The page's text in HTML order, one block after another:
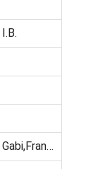
I.B.
Gabi,Fran…